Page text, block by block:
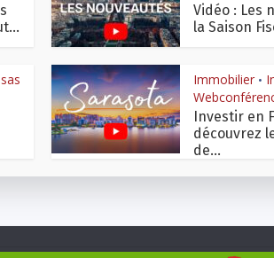
Vidéo : Les
la Saison
Immobilier •
Investir en
découvrez
de...